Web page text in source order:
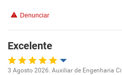
Denunciar
Excelente
3 Agosto 2026. Auxiliar de Engenharia